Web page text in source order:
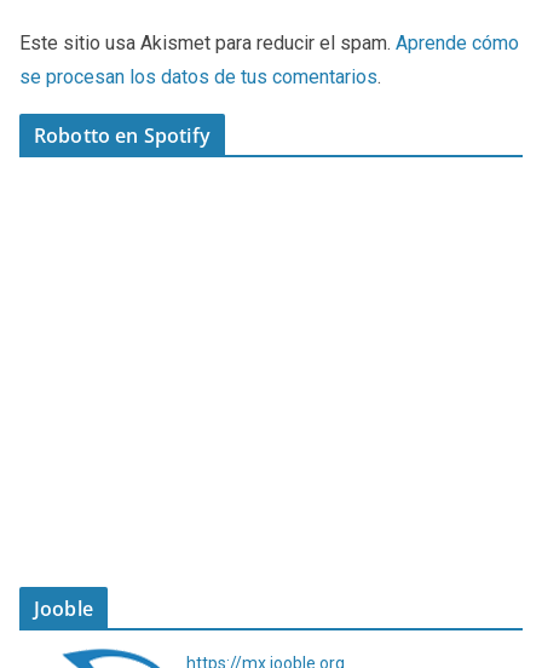
Este sitio usa Akismet para reducir el spam. Aprende cómo
se procesan los datos de tus comentarios.
Robotto en Spotify
Jooble
https://mx.jooble.org